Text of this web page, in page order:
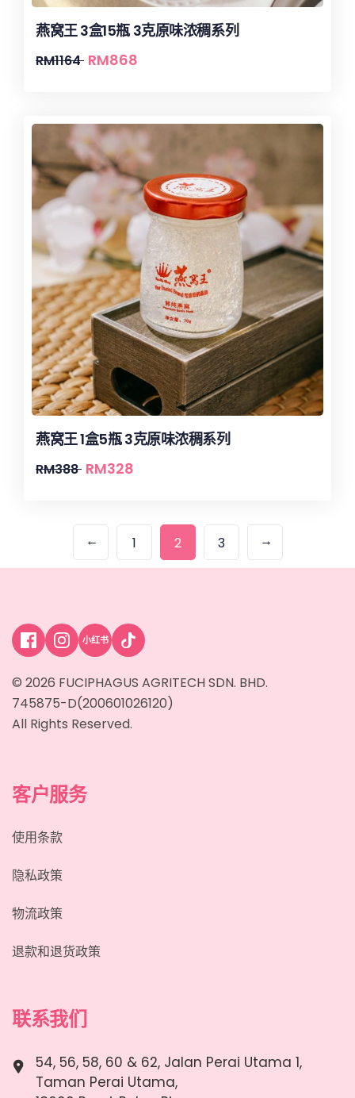
燕窝王 3盒15瓶 3克原味浓稠系列
RM1164 RM868
燕窝王 1盒5瓶 3克原味浓稠系列
RM388 RM328
← 1 2 3 →
小红书
© 2026 FUCIPHAGUS AGRITECH SDN. BHD.
745875-D(200601026120)
All Rights Reserved.
客户服务
使用条款
隐私政策
物流政策
退款和退货政策
联系我们
54, 56, 58, 60 & 62, Jalan Perai Utama 1,
Taman Perai Utama,